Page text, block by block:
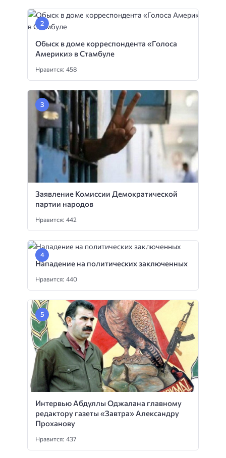
Обыск в доме корреспондента «Голоса
Америки» в Стамбуле
Нравится: 458
Заявление Комиссии Демократической
партии народов
Нравится: 442
Нападение на политических заключенных
Нравится: 440
Интервью Абдуллы Оджалана главному
редактору газеты «Завтра» Александру
Проханову
Нравится: 437